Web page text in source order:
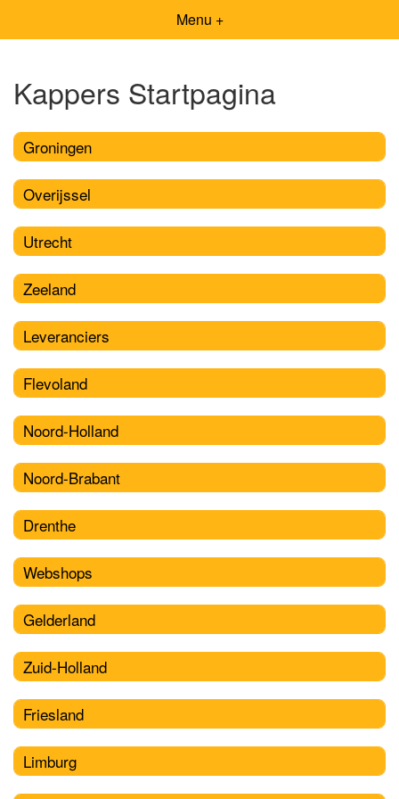
Menu +
Kappers Startpagina
Groningen
Overijssel
Utrecht
Zeeland
Leveranciers
Flevoland
Noord-Holland
Noord-Brabant
Drenthe
Webshops
Gelderland
Zuid-Holland
Friesland
Limburg